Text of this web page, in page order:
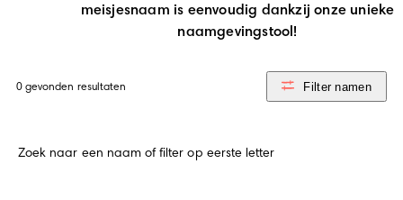
meisjesnaam is eenvoudig dankzij onze unieke
naamgevingstool!
0 gevonden resultaten Filter namen